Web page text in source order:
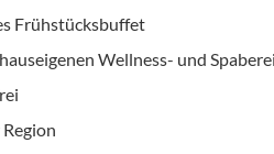
Frühstücksbuffet
Wellness- und